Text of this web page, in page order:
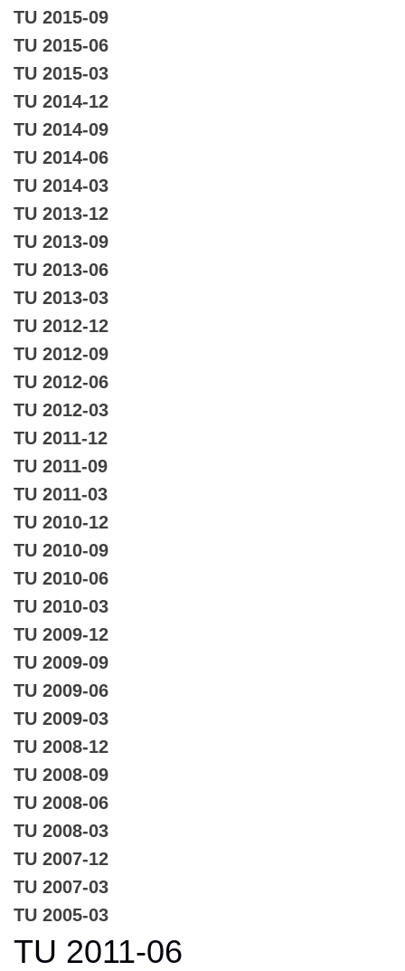
TU 2015-09
TU 2015-06
TU 2015-03
TU 2014-12
TU 2014-09
TU 2014-06
TU 2014-03
TU 2013-12
TU 2013-09
TU 2013-06
TU 2013-03
TU 2012-12
TU 2012-09
TU 2012-06
TU 2012-03
TU 2011-12
TU 2011-09
TU 2011-03
TU 2010-12
TU 2010-09
TU 2010-06
TU 2010-03
TU 2009-12
TU 2009-09
TU 2009-06
TU 2009-03
TU 2008-12
TU 2008-09
TU 2008-06
TU 2008-03
TU 2007-12
TU 2007-03
TU 2005-03
TU 2011-06